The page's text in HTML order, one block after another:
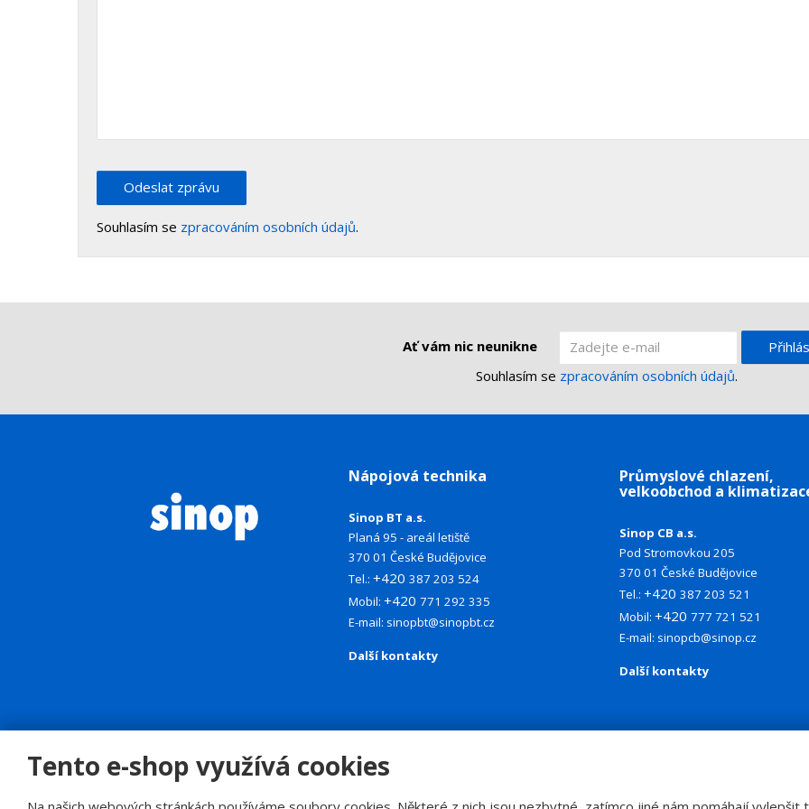
Tento e-shop využívá cookies
Odeslat zprávu
Souhlasím se zpracováním osobních údajů.
Ať vám nic neunikne
Souhlasím se zpracováním osobních údajů.
Nápojová technika
Sinop BT a.s.
Planá 95 - areál letiště
370 01 České Budějovice
Tel.:+420387 203 524
Mobil:+420771 292 335
E-mail: sinopbt@sinopbt.cz
Další kontakty
Průmyslové chlazení,
velkoobchod a
Sinop CB a.s.
Pod Stromovkou 205
370 01 České Budějovice
Tel.:+420387 203 521
Mobil:+420777 721 521
E-mail: sinopcb@sinop.cz
Další kontakty